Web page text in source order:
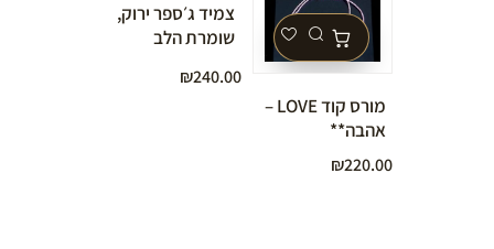
מורס קוד LOVE –
אהבה**
₪220.00
צמיד ג׳ספר ירוק,
שומרת הלב
₪240.00